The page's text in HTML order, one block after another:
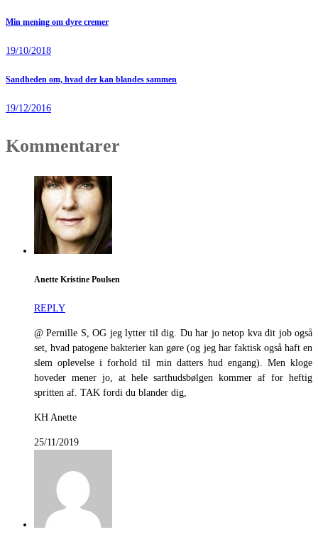
Min mening om dyre cremer
19/10/2018
Sandheden om, hvad der kan blandes sammen
19/12/2016
Kommentarer
Anette Kristine Poulsen
REPLY
@ Pernille S, OG jeg lytter til dig. Du har jo netop kva dit job også
set, hvad patogene bakterier kan gøre (og jeg har faktisk også haft en
slem oplevelse i forhold til min datters hud engang). Men kloge
hoveder mener jo, at hele sarthudsbølgen kommer af for heftig
spritten af. TAK fordi du blander dig,
KH Anette
25/11/2019